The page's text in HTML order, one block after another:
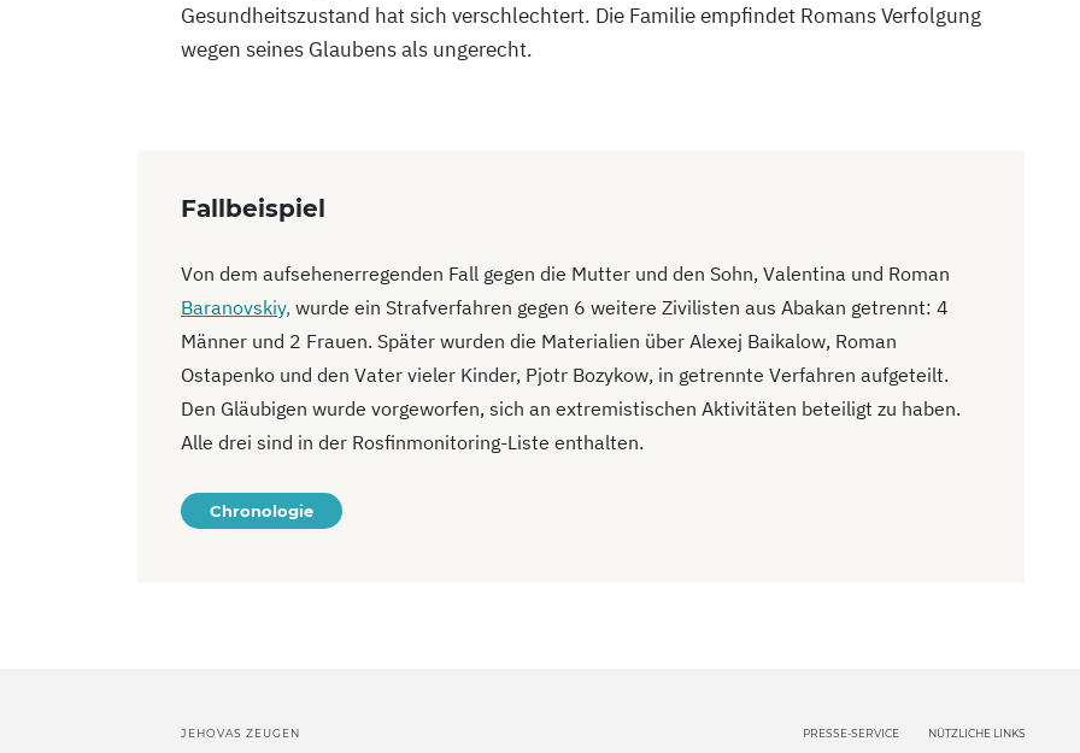
Gesundheitszustand hat sich verschlechtert. Die Familie empfindet Romans Verfolgung
wegen seines Glaubens als ungerecht.
Fallbeispiel
Von dem aufsehenerregenden Fall gegen die Mutter und den Sohn, Valentina und Roman
Baranovskiy, wurde ein Strafverfahren gegen 6 weitere Zivilisten aus Abakan getrennt: 4
Männer und 2 Frauen. Später wurden die Materialien über Alexej Baikalow, Roman
Ostapenko und den Vater vieler Kinder, Pjotr Bozykow, in getrennte Verfahren aufgeteilt.
Den Gläubigen wurde vorgeworfen, sich an extremistischen Aktivitäten beteiligt zu haben.
Alle drei sind in der Rosfinmonitoring-Liste enthalten.
Chronologie
JEHOVAS ZEUGEN PRESSE-SERVICE NÜTZLICHE LINKS